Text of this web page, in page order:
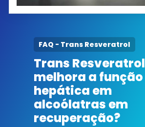
FAQ - Trans Resveratrol
Trans Resveratrol
melhora a função
hepática em
alcoólatras em
recuperação?